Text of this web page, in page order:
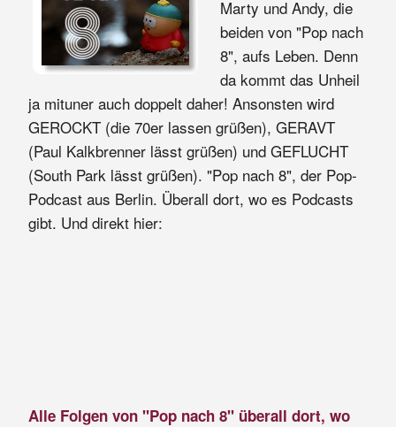
Marty und Andy, die
beiden von "Pop nach
8", aufs Leben. Denn
da kommt das Unheil
ja mituner auch doppelt daher! Ansonsten wird
GEROCKT (die 70er lassen grüßen), GERAVT
(Paul Kalkbrenner lässt grüßen) und GEFLUCHT
(South Park lässt grüßen). "Pop nach 8", der Pop-
Podcast aus Berlin. Überall dort, wo es Podcasts
gibt. Und direkt hier:
Alle Folgen von "Pop nach 8" überall dort, wo